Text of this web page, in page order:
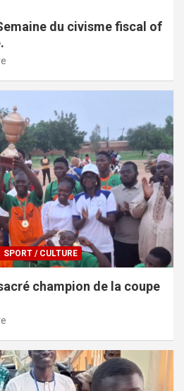
du civisme fiscal of
SPORT / CULTURE
champion de la coupe